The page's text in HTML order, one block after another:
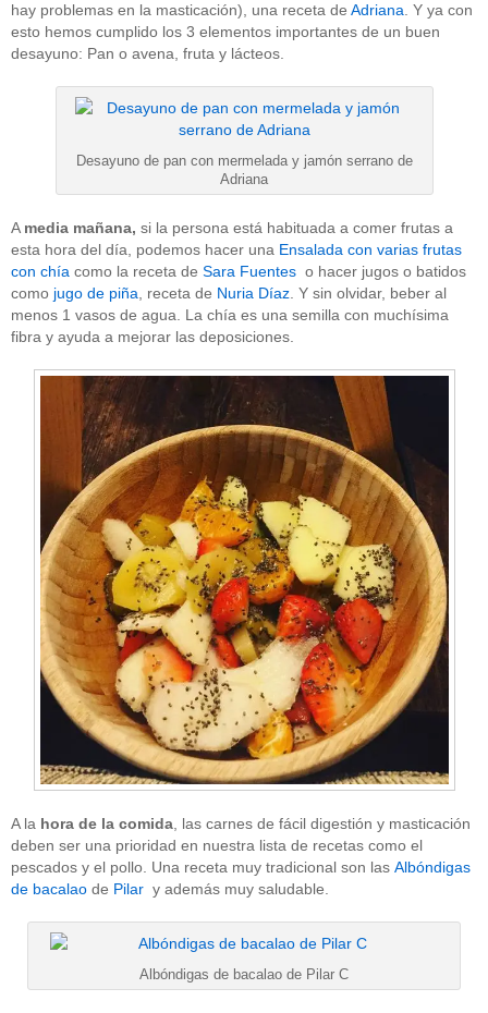
hay problemas en la masticación), una receta de Adriana . Y ya con
esto hemos cumplido los 3 elementos importantes de un buen
desayuno: Pan o avena, fruta y lácteos.
Desayuno de pan con mermelada y jamón serrano de
Adriana
A media mañana, si la persona está habituada a comer frutas a
esta hora del día, podemos hacer una Ensalada con varias frutas
con chía como la receta de Sara Fuentes o hacer jugos o batidos
como jugo de piña , receta de Nuria Díaz . Y sin olvidar, beber al
menos 1 vasos de agua. La chía es una semilla con muchísima
fibra y ayuda a mejorar las deposiciones.
A la hora de la comida , las carnes de fácil digestión y masticación
deben ser una prioridad en nuestra lista de recetas como el
pescados y el pollo. Una receta muy tradicional son las Albóndigas
de bacalao de Pilar y además muy saludable.
Albóndigas de bacalao de Pilar C